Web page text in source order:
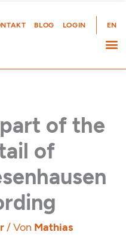
BLOG LOGIN EN
of the
of
/ Von Mathias